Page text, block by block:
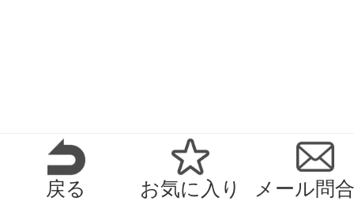
戻る お気に入り メール問